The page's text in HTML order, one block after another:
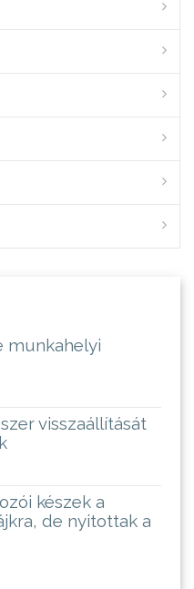
munkahelyi
visszaállítását
készek a
de nyitottak a